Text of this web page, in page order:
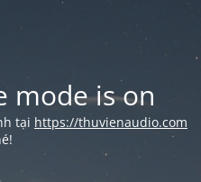
mode is on
tại https://thuvienaudio.com